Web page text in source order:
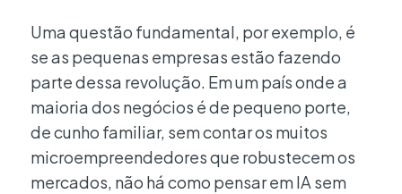
Uma questão fundamental, por exemplo, é
se as pequenas empresas estão fazendo
parte dessa revolução. Em um país onde a
maioria dos negócios é de pequeno porte,
de cunho familiar, sem contar os muitos
microempreendedores que robustecem os
mercados, não há como pensar em IA sem